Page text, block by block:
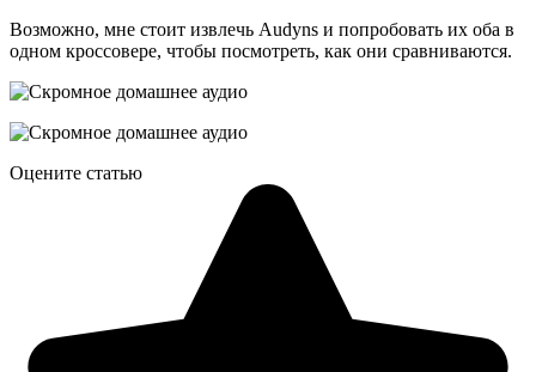
Возможно, мне стоит извлечь Audyns и попробовать их оба в
одном кроссовере, чтобы посмотреть, как они сравниваются.
Оцените статью